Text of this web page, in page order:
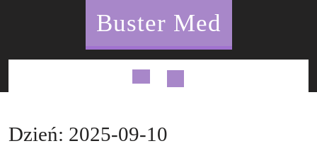
Buster Med
Open
Dzień: 2025-09-10